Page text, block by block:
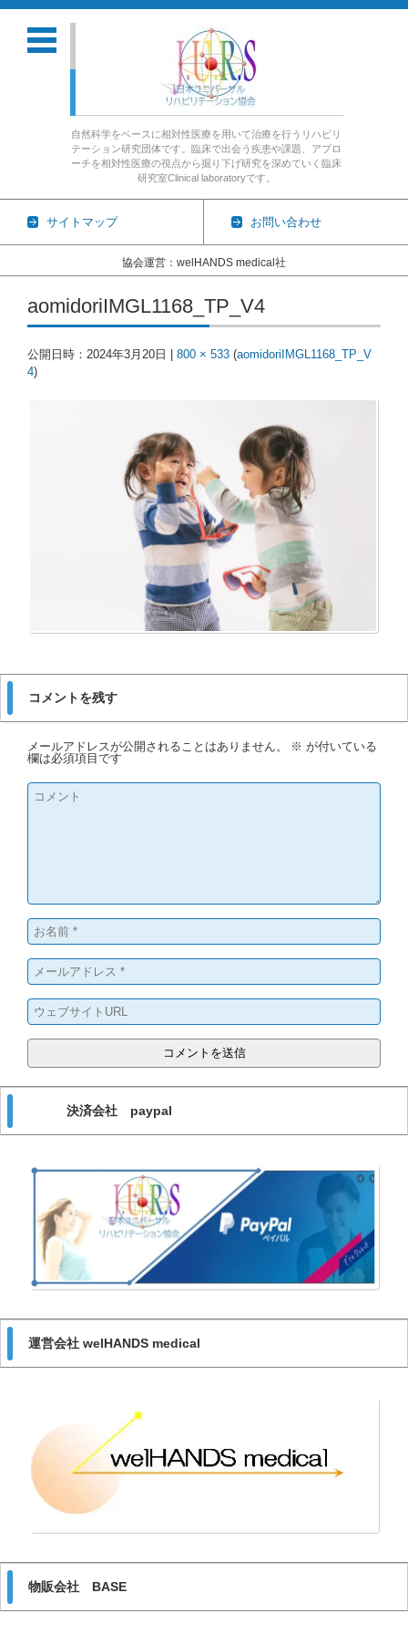
自然科学をベースに相対性医療を用いて治療を行うリハビリ
テーション研究団体です。臨床で出会う疾患や課題、アプロ
ーチを相対性医療の視点から掘り下げ研究を深めていく臨床
研究室Clinical laboratoryです。
サイトマップ お問い合わせ
協会運営：welHANDS medical社
コンテンツに移動
aomidoriIMGL1168_TP_V4
公開日時： 2024年3月20日 800 × 533 (aomidoriIMGL1168_TP_V
4)
コメントを残す
メールアドレスが公開されることはありません。 ※ が付いている
欄は必須項目です
決済会社 paypal
運営会社 welHANDS medical
物販会社 BASE